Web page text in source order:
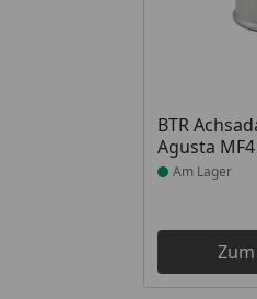
BTR
Agusta MF4
Produkt
Am Lager